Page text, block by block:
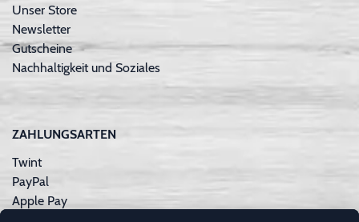
Unser Store
Newsletter
Gutscheine
Nachhaltigkeit und Soziales
ZAHLUNGSARTEN
Twint
PayPal
Apple Pay